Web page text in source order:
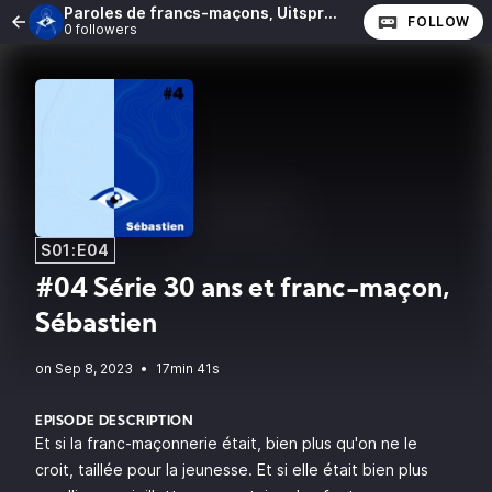
Paroles de francs-maçons, Uitspraken van vrijmetselaars
0 followers FOLLOW
S01:E04
#04 Série 30 ans et franc-maçon,
Sébastien
• 17min 41s
EPISODE DESCRIPTION
Et si la franc-maçonnerie était, bien plus qu'on ne le
croit, taillée pour la jeunesse. Et si elle était bien plus